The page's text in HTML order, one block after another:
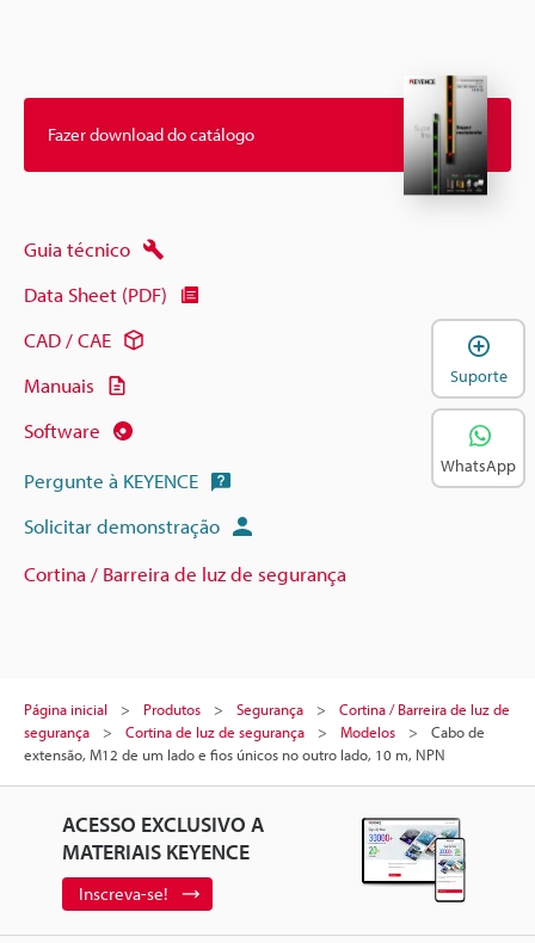
Fazer download do catálogo
Guia técnico
Data Sheet (PDF)
CAD / CAE
Manuais
Software
Pergunte à KEYENCE
Solicitar demonstração
Cortina / Barreira de luz de segurança
Página inicial Produtos Segurança
Cortina / Barreira de luz de
segurança
Cortina de luz de segurança Modelos
Cabo de
extensão, M12 de um lado e fios únicos no outro lado, 10 m, NPN
ACESSO EXCLUSIVO A
MATERIAIS KEYENCE
Inscreva-se!
Suporte
WhatsApp